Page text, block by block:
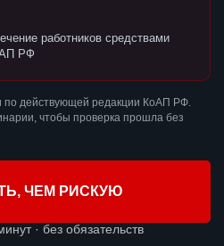
работников средствами
РФ
по действующей редакции КоАП РФ.
чтобы проверка прошла без
ЧЕМ РИСКУЮ
· без обязательств